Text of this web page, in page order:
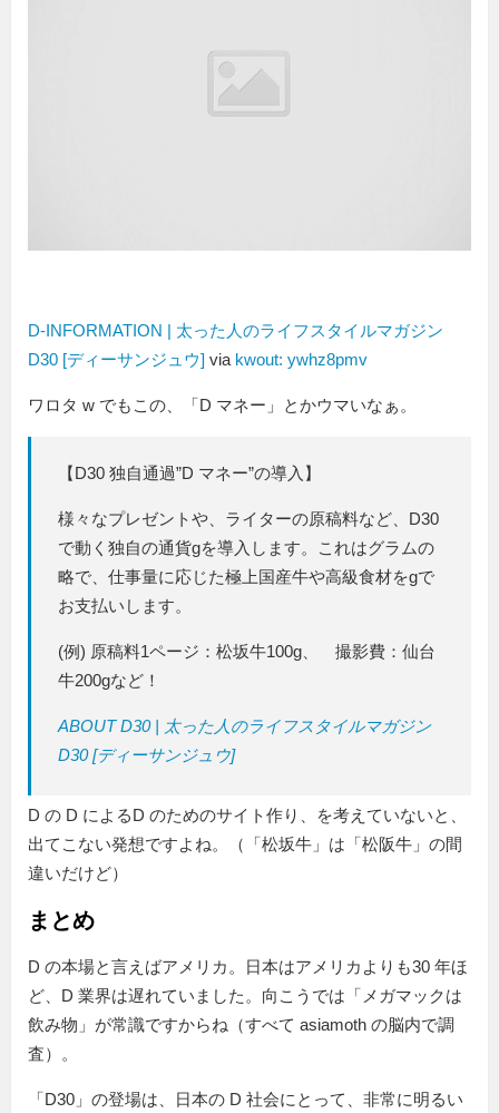
D-INFORMATION | 太った人のライフスタイルマガジン
D30 [ディーサンジュウ] via kwout: ywhz8pmv
ワロタ w でもこの、「D マネー」とかウマいなぁ。
【D30 独自通過”D マネー”の導入】
様々なプレゼントや、ライターの原稿料など、D30
で動く独自の通貨gを導入します。これはグラムの
略で、仕事量に応じた極上国産牛や高級食材をgで
お支払いします。
(例) 原稿料1ページ：松坂牛100g、 撮影費：仙台
牛200gなど！
ABOUT D30 | 太った人のライフスタイルマガジン
D30 [ディーサンジュウ]
D の D によるD のためのサイト作り、を考えていないと、
出てこない発想ですよね。（「松坂牛」は「松阪牛」の間
違いだけど）
まとめ
D の本場と言えばアメリカ。日本はアメリカよりも30 年ほ
ど、D 業界は遅れていました。向こうでは「メガマックは
飲み物」が常識ですからね（すべて asiamoth の脳内で調
査）。
「D30」の登場は、日本の D 社会にとって、非常に明るい